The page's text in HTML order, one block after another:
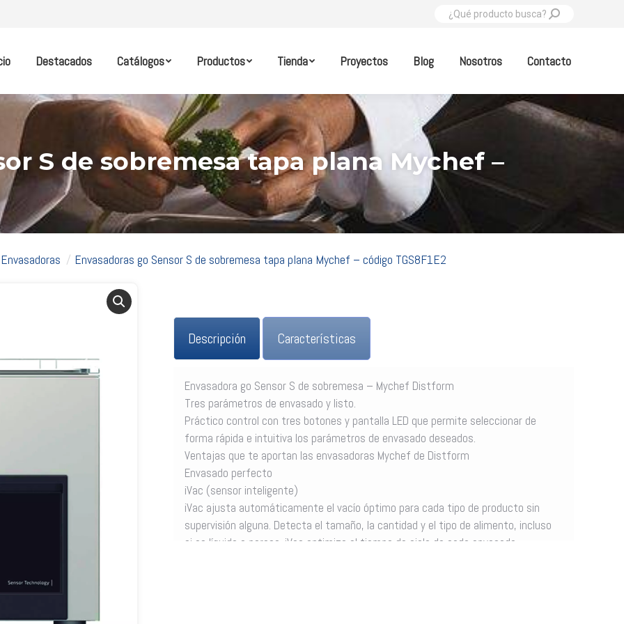
Buscar:
Destacados Catálogos Productos Tienda Proyectos Blog Nosotros Contacto
S de sobremesa tapa plana Mychef –
Envasadoras Envasadoras go Sensor S de sobremesa tapa plana Mychef – código TGS8F1E2
Descripción Características
Envasadora go Sensor S de sobremesa – Mychef Distform
Tres parámetros de envasado y listo.
Práctico control con tres botones y pantalla LED que permite seleccionar de
forma rápida e intuitiva los parámetros de envasado deseados.
Ventajas que te aportan las envasadoras Mychef de Distform
Envasado perfecto
iVac (sensor inteligente)
iVac ajusta automáticamente el vacío óptimo para cada tipo de producto sin
supervisión alguna. Detecta el tamaño, la cantidad y el tipo de alimento, incluso
si es líquido o poroso. iVac optimiza el tiempo de ciclo de cada envasado.